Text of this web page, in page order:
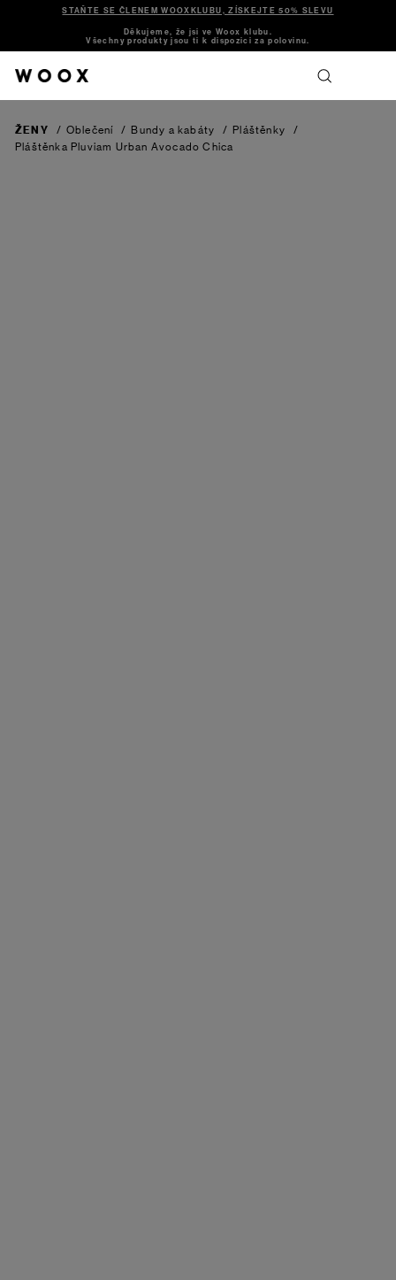
STAŇTE SE ČLENEM WOOXKLUBU, ZÍSKEJTE 50% SLEVU
Děkujeme, že jsi ve Woox klubu.
Všechny produkty jsou ti k dispozici za polovinu.
ŽENY / Oblečení / Bundy a kabáty / Pláštěnky
/
Pláštěnka Pluviam Urban Avocado Chica